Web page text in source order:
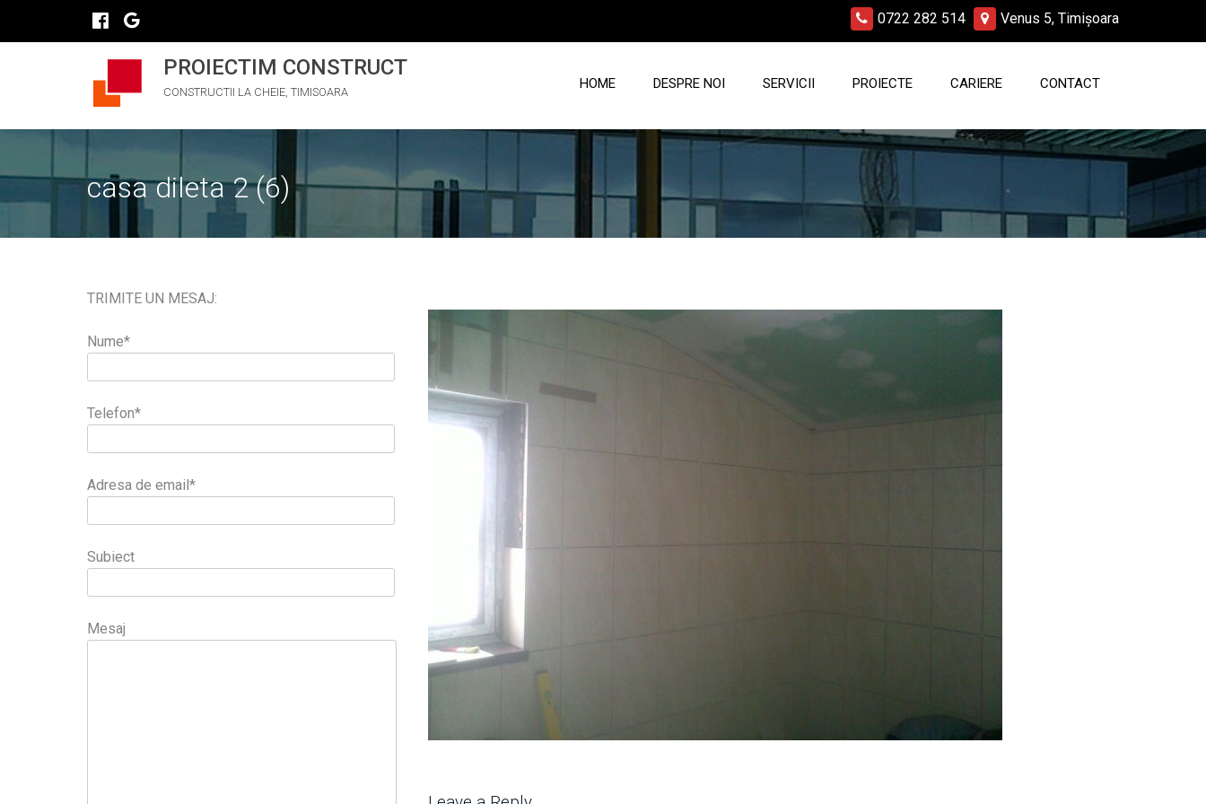
0722 282 514 Venus 5, Timișoara
PROIECTIM CONSTRUCT
CONSTRUCTII LA CHEIE, TIMISOARA
HOME DESPRE NOI SERVICII PROIECTE CARIERE CONTACT
casa dileta 2 (6)
TRIMITE UN MESAJ:
Nume*
Telefon*
Adresa de email*
Subiect
Mesaj